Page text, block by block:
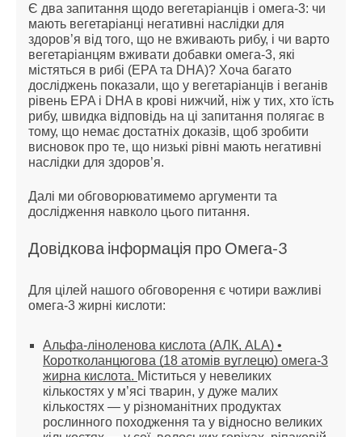
Є два запитання щодо вегетаріанців і омега-3: чи
мають вегетаріанці негативні наслідки для
здоров’я від того, що не вживають рибу, і чи варто
вегетаріанцям вживати добавки омега-3, які
містяться в рибі (EPA та DHA)? Хоча багато
досліджень показали, що у вегетаріанців і веганів
рівень EPA і DHA в крові нижчий, ніж у тих, хто їсть
рибу, швидка відповідь на ці запитання полягає в
тому, що немає достатніх доказів, щоб зробити
висновок про те, що низькі рівні мають негативні
наслідки для здоров’я.
Далі ми обговорюватимемо аргументи та
дослідження навколо цього питання.
Довідкова інформація про Омега-3
Для цілей нашого обговорення є чотири важливі
омега-3 жирні кислоти:
Альфа-ліноленова кислота (АЛК, ALA) •
Коротколанцюгова (18 атомів вуглецю) омега-3
жирна кислота. Міститься у невеликих
кількостях у м’ясі тварин, у дуже малих
кількостях — у різноманітних продуктах
рослинного походження та у відносно великих